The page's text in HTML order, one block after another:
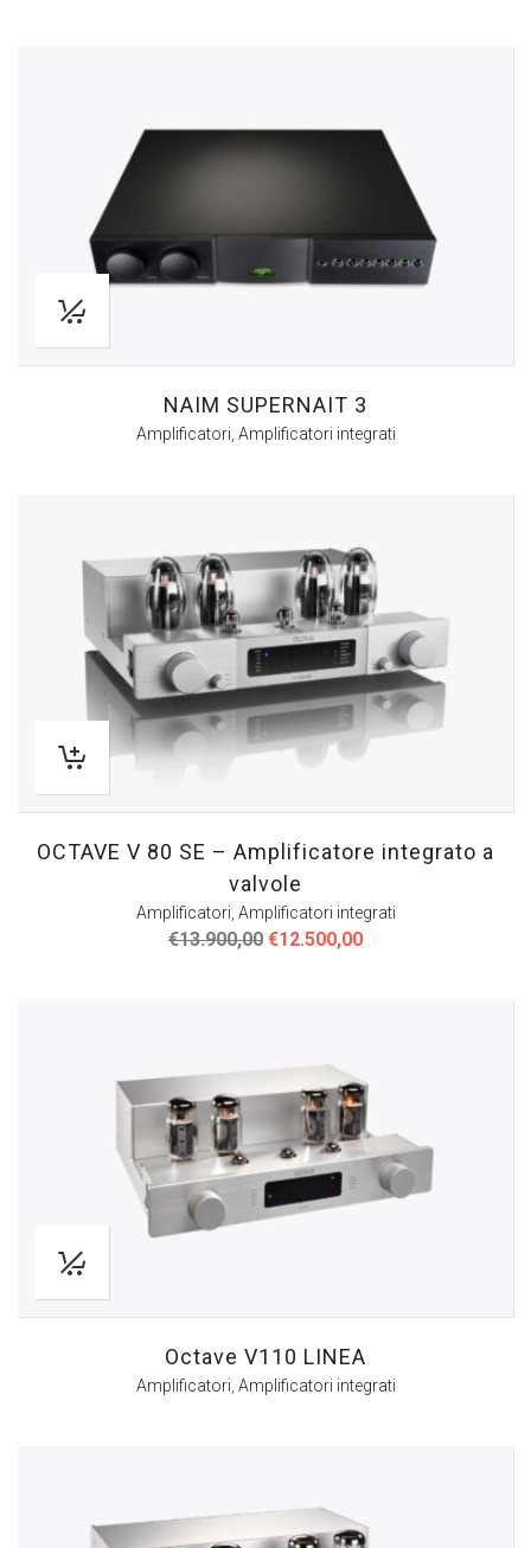
NAIM SUPERNAIT 3
Amplificatori Amplificatori integrati
OCTAVE V 80 SE – Amplificatore integrato a
valvole
Amplificatori Amplificatori integrati
€13.900,00 Il
€12.500,00Il
Octave V110 LINEA
Amplificatori, Amplificatori integrati